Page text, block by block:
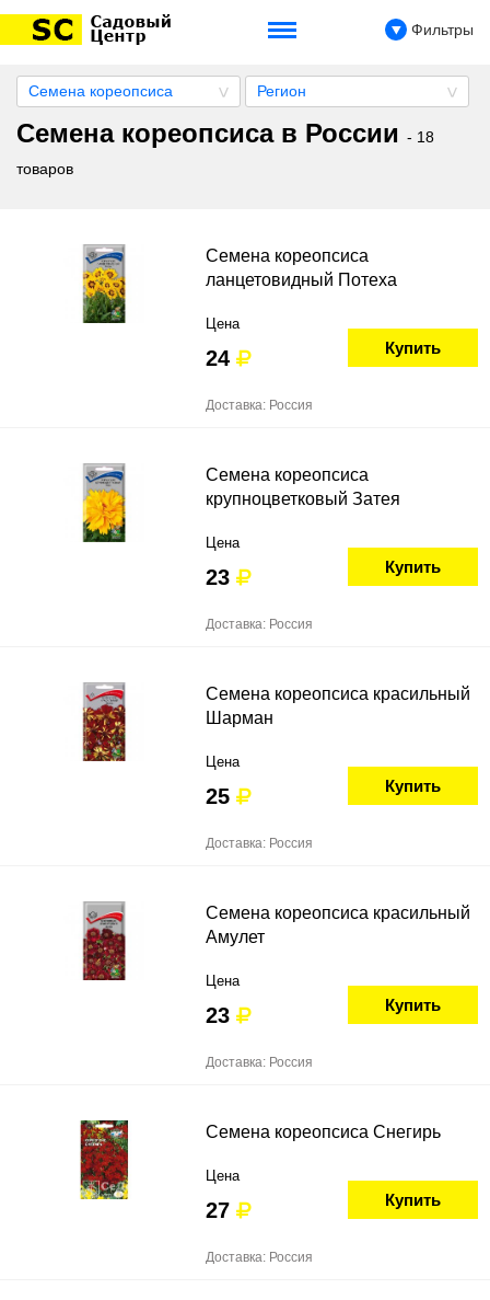
Фильтры
Семена кореопсиса Регион
Семена кореопсиса в России - 18
товаров
Семена кореопсиса
ланцетовидный Потеха
Цена
24 Купить
Доставка: Россия
Семена кореопсиса
крупноцветковый Затея
Цена
23 Купить
Доставка: Россия
Семена кореопсиса красильный
Шарман
Цена
25 Купить
Доставка: Россия
Семена кореопсиса красильный
Амулет
Цена
23 Купить
Доставка: Россия
Семена кореопсиса Снегирь
Цена
27 Купить
Доставка: Россия